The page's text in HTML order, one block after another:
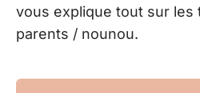
vous explique tout sur les
parents / nounou.